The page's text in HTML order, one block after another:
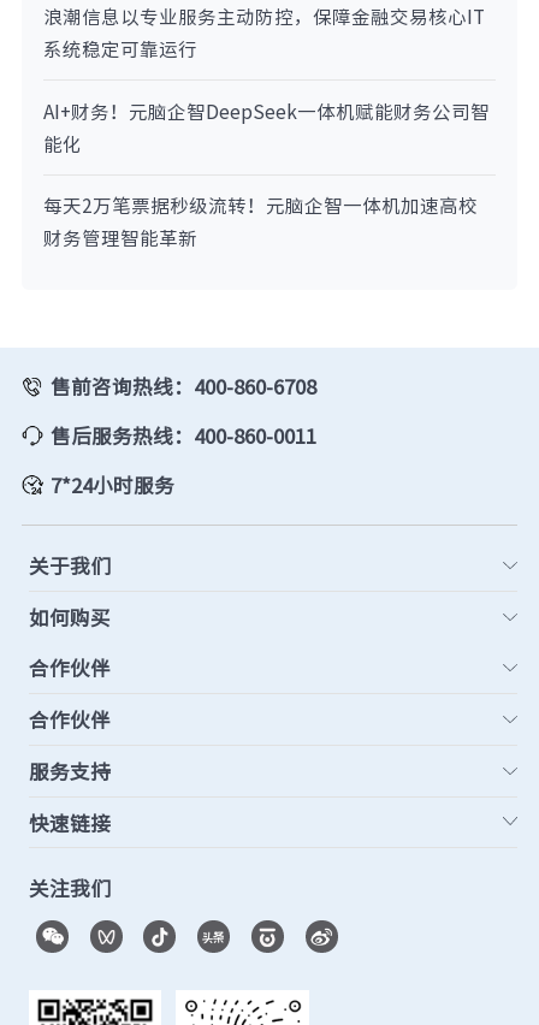
浪潮信息以专业服务主动防控，保障金融交易核心IT
系统稳定可靠运行
AI+财务！元脑企智DeepSeek一体机赋能财务公司智
能化
每天2万笔票据秒级流转！元脑企智一体机加速高校
财务管理智能革新
售前咨询热线：400-860-6708
售后服务热线：400-860-0011
7*24小时服务
关于我们
如何购买
合作伙伴
合作伙伴
服务支持
快速链接
关注我们